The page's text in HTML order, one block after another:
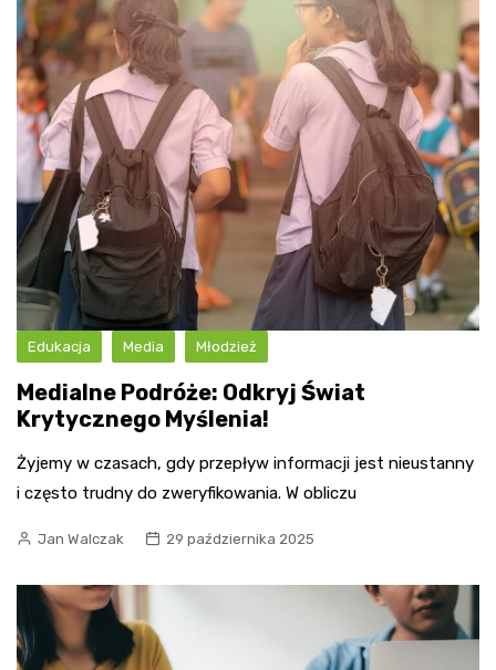
Edukacja Media Młodzież
Medialne Podróże: Odkryj Świat
Krytycznego Myślenia!
Żyjemy w czasach, gdy przepływ informacji jest nieustanny
i często trudny do zweryfikowania. W obliczu
Jan Walczak 29 października 2025